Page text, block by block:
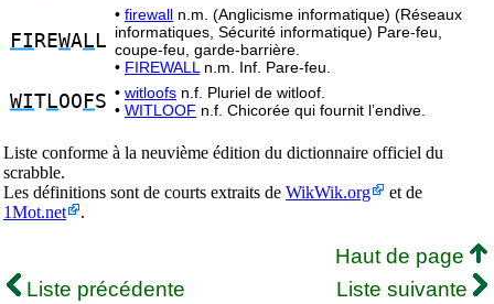
FI REWAL L
• firewall n.m. (Anglicisme informatique) (Réseaux
informatiques, Sécurité informatique) Pare-feu,
coupe-feu, garde-barrière.
• FIREWALL n.m. Inf. Pare-feu.
WITLOO FS • witloofs n.f. Pluriel de witloof.
• WITLOOF n.f. Chicorée qui fournit l’endive.
Liste conforme à la neuvième édition du dictionnaire officiel du
scrabble.
Les définitions sont de courts extraits de WikWik.org
et de
1Mot.net
.
Haut de page
Liste précédente
Liste suivante